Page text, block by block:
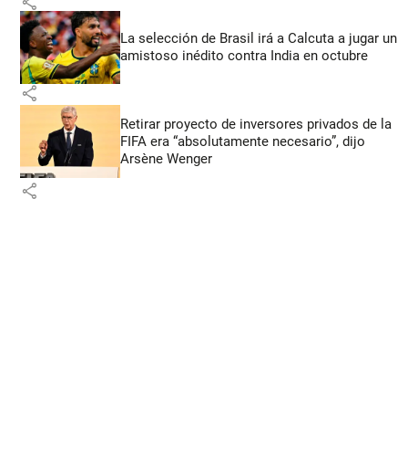
La selección de Brasil irá a Calcuta a jugar un
amistoso inédito contra India en octubre
share
Retirar proyecto de inversores privados de la
FIFA era “absolutamente necesario”, dijo
Arsène Wenger
share